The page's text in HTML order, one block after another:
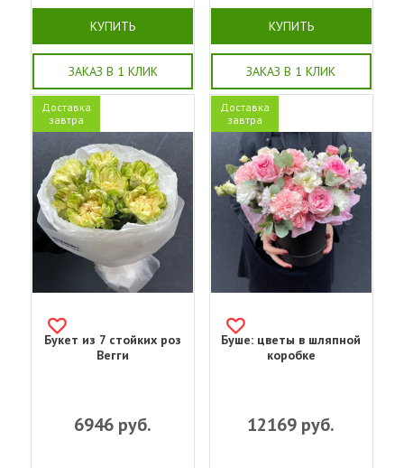
КУПИТЬ
ЗАКАЗ В 1 КЛИК
КУПИТЬ
ЗАКАЗ В 1 КЛИК
Доставка
завтра
Букет из 7 стойких роз
Вегги
6946 руб.
Доставка
завтра
Буше: цветы в шляпной
коробке
12169 руб.